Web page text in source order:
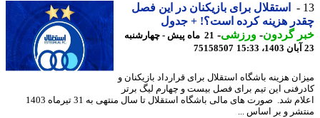
استقلال برای بازیکنان در این فصل
هزینه کرده است؟! + جدول
گردون-ورزشی-
21 ماه پیش - چهارشنبه
75158507
هزینه باشگاه استقلال برای قرارداد بازیکنان و
این تیم برای فصل بیست و چهارم لیگ برتر
اعلام شد. صورت های مالی باشگاه استقلال تا سال منتهی به 31 تیرماه 1403
و بر اساس ...